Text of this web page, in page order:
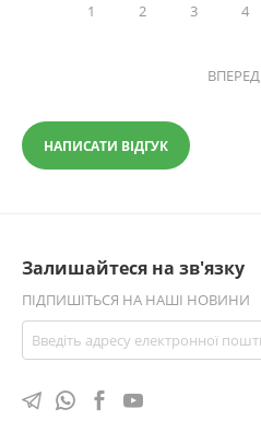
1 2 3 4
ВПЕРЕД
НАПИСАТИ ВІДГУК
Залишайтеся на зв'язку
ПІДПИШІТЬСЯ НА НАШІ НОВИНИ